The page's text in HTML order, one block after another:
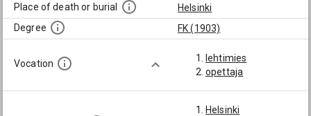
Place of death or burial
Helsinki
Degree
FK (1903)
Vocation
lehtimies
opettaja
Helsinki